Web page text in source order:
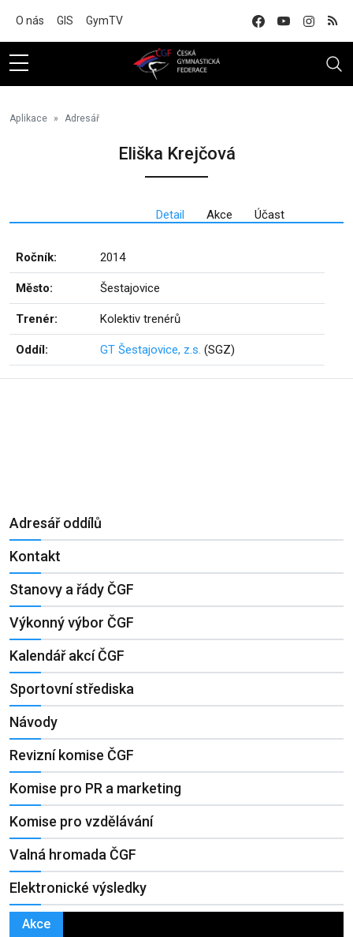
O nás GIS GymTV
Aplikace Adresář
Eliška Krejčová
Detail Akce Účast
Ročník: 2014
Město: Šestajovice
Trenér: Kolektiv trenérů
Oddíl: GT Šestajovice, z.s. (SGZ)
Adresář oddílů
Kontakt
Stanovy a řády ČGF
Výkonný výbor ČGF
Kalendář akcí ČGF
Sportovní střediska
Návody
Revizní komise ČGF
Komise pro PR a marketing
Komise pro vzdělávání
Valná hromada ČGF
Elektronické výsledky
Akce